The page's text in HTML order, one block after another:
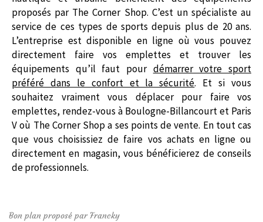
proposés par The Corner Shop. C’est un spécialiste au
service de ces types de sports depuis plus de 20 ans.
L’entreprise est disponible en ligne où vous pouvez
directement faire vos emplettes et trouver les
équipements qu’il faut pour démarrer votre sport
préféré dans le confort et la sécurité. Et si vous
souhaitez vraiment vous déplacer pour faire vos
emplettes, rendez-vous à Boulogne-Billancourt et Paris
V où The Corner Shop a ses points de vente. En tout cas
que vous choisissiez de faire vos achats en ligne ou
directement en magasin, vous bénéficierez de conseils
de professionnels.
Bon plan proposé par Francky